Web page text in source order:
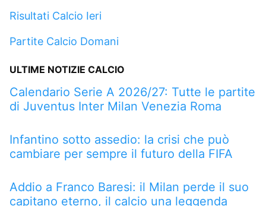
Risultati Calcio Ieri
Partite Calcio Domani
ULTIME NOTIZIE CALCIO
Calendario Serie A 2026/27: Tutte le partite
di Juventus Inter Milan Venezia Roma
Infantino sotto assedio: la crisi che può
cambiare per sempre il futuro della FIFA
Addio a Franco Baresi: il Milan perde il suo
capitano eterno, il calcio una leggenda